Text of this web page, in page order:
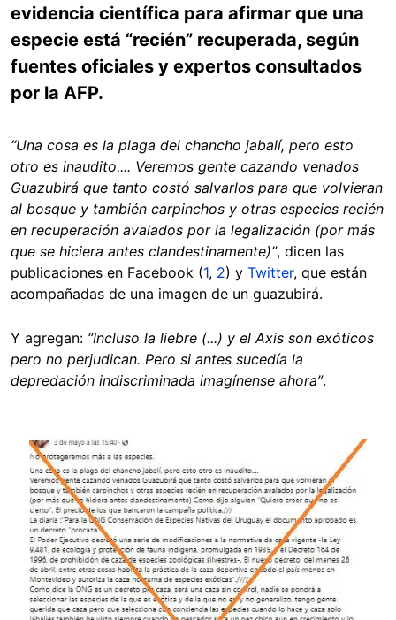
evidencia científica para afirmar que una
especie está “recién” recuperada, según
fuentes oficiales y expertos consultados
por la AFP.
“Una cosa es la plaga del chancho jabalí, pero esto
otro es inaudito.... Veremos gente cazando venados
Guazubirá que tanto costó salvarlos para que volvieran
al bosque y también carpinchos y otras especies recién
en recuperación avalados por la legalización (por más
que se hiciera antes clandestinamente)”, dicen las
publicaciones en Facebook (1, 2) y Twitter, que están
acompañadas de una imagen de un guazubirá.
Y agregan: “Incluso la liebre (...) y el Axis son exóticos
pero no perjudican. Pero si antes sucedía la
depredación indiscriminada imagínense ahora”.
Image